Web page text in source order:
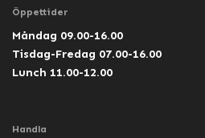
Öppettider
Måndag 09.00-16.00
Tisdag-Fredag 07.00-16.00
Lunch 11.00-12.00
Handla